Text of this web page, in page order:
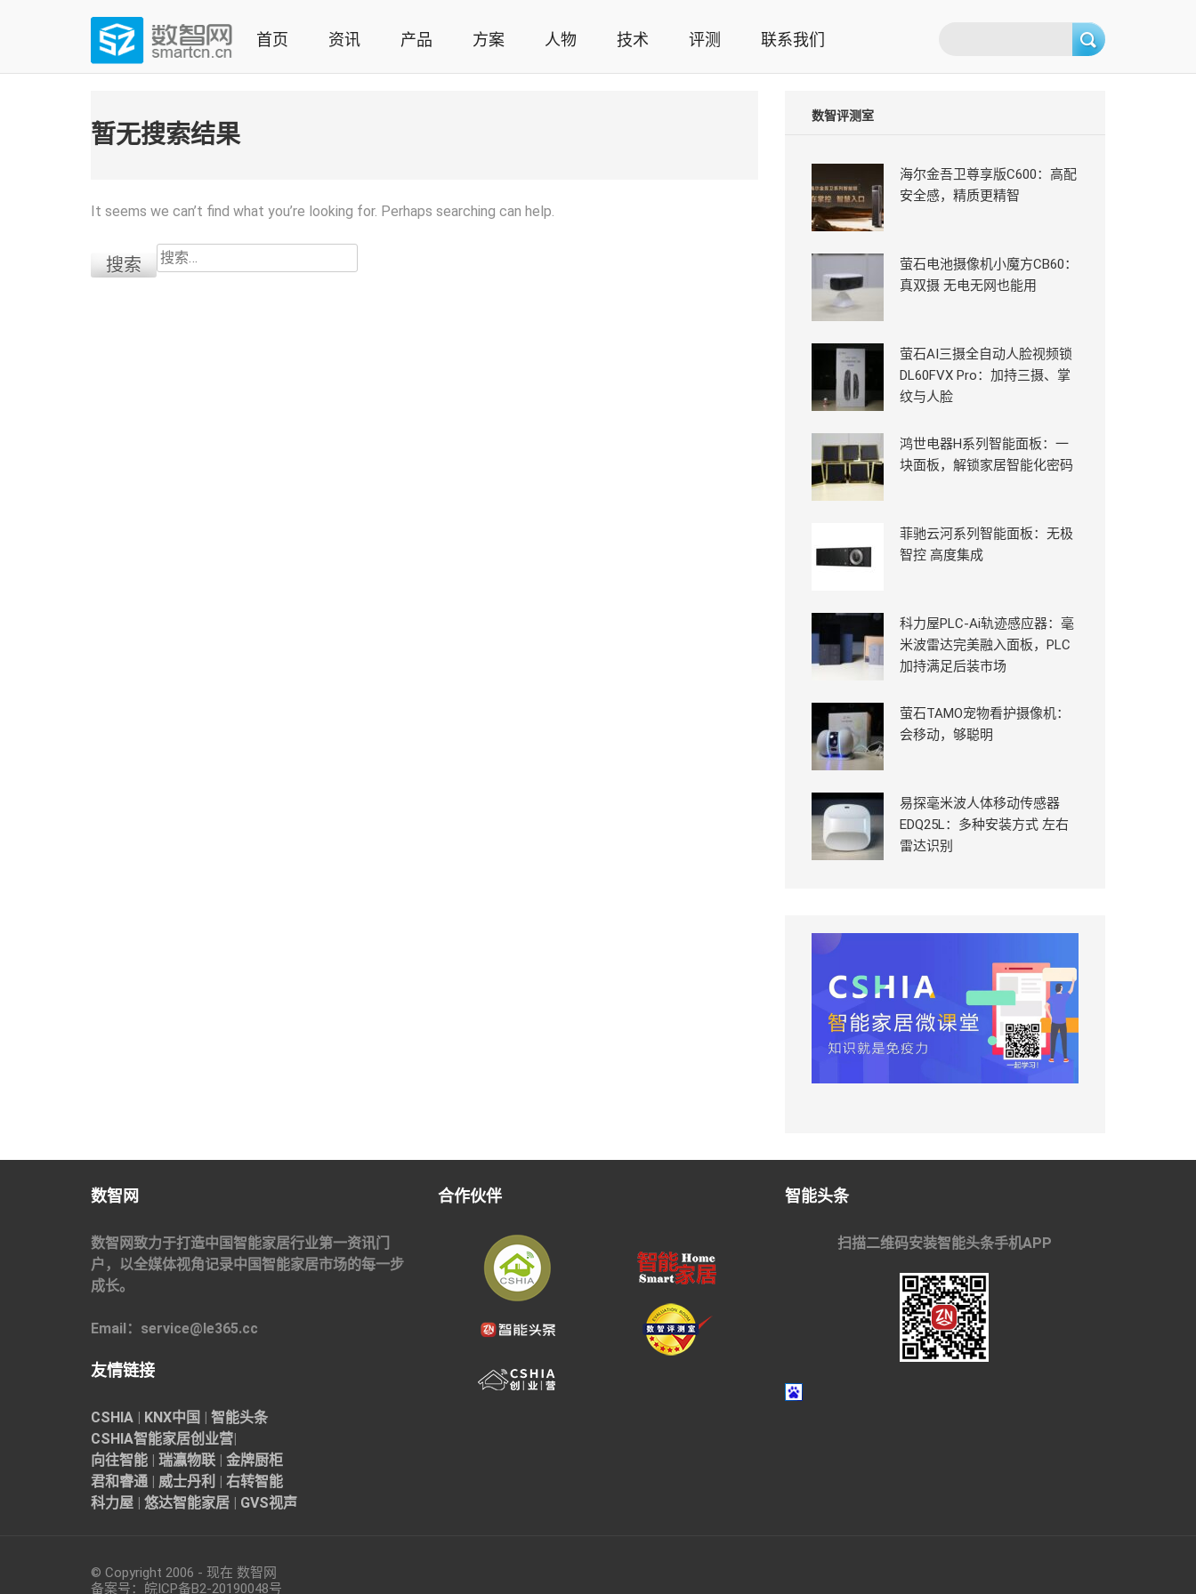
(Press
数智网
智能家居第一资讯门户 | 智能家居系统，智能家居产品，智能家居解决方案，智能家居技术应用，智能家居行业观点，智能家居项目案例
首页 资讯 产品 方案 人物 技术 评测 联系我们
暂无搜索结果
It seems we can’t find what you’re looking for. Perhaps searching can help.
搜
索：
数智评测室
海尔金吾卫尊享版C600：高配
安全感，精质更精智
萤石电池摄像机小魔方CB60：
真双摄 无电无网也能用
萤石AI三摄全自动人脸视频锁
DL60FVX Pro：加持三摄、掌
纹与人脸
鸿世电器H系列智能面板：一
块面板，解锁家居智能化密码
菲驰云河系列智能面板：无极
智控 高度集成
科力屋PLC-Ai轨迹感应器：毫
米波雷达完美融入面板，PLC
加持满足后装市场
萤石TAMO宠物看护摄像机：
会移动，够聪明
易探毫米波人体移动传感器
EDQ25L：多种安装方式 左右
雷达识别
数智网
数智网致力于打造中国智能家居行业第一资讯门
户，以全媒体视角记录中国智能家居市场的每一步
成长。
Email：service@le365.cc
友情链接
CSHIA | KNX中国 | 智能头条
CSHIA智能家居创业营|
向往智能 | 瑞瀛物联 | 金牌厨柜
君和睿通 | 威士丹利 | 右转智能
科力屋 | 悠达智能家居 | GVS视声
合作伙伴 智能头条
扫描二维码安装智能头条手机APP
© Copyright 2006 - 现在 数智网
备案号： 皖ICP备B2-20190048号